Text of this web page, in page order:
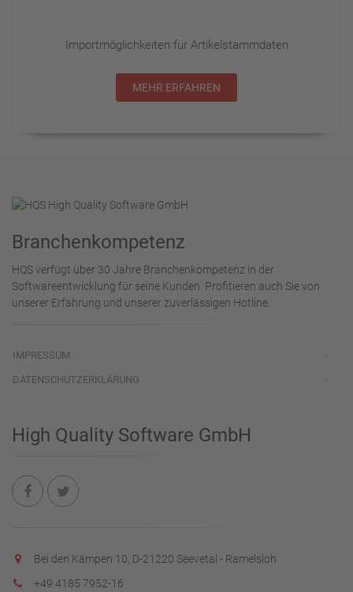
Importmöglichkeiten für Artikelstammdaten
MEHR ERFAHREN
Branchenkompetenz
HQS verfügt über 30 Jahre Branchenkompetenz in der
Softwareentwicklung für seine Kunden. Profitieren auch Sie von
unserer Erfahrung und unserer zuverlässigen Hotline.
IMPRESSUM
DATENSCHUTZERKLÄRUNG
High Quality Software GmbH
Bei den Kämpen 10, D-21220 Seevetal - Ramelsloh
+49 4185 7952-16